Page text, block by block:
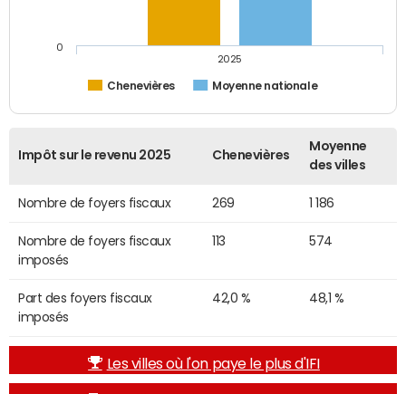
Chenevières Moyenne nationale
2025
0
Impôt sur le revenu 2025 Chenevières
Moyenne
des villes
Nombre de foyers fiscaux 269 1 186
Nombre de foyers fiscaux
imposés
113 574
Part des foyers fiscaux
imposés
42,0 % 48,1 %
Les villes où l'on paye le plus d'IFI